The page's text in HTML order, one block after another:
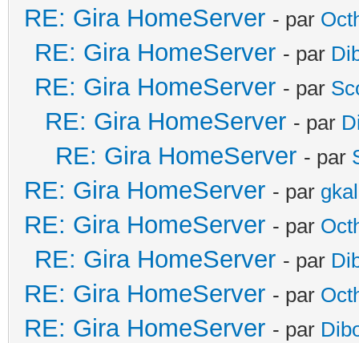
RE: Gira HomeServer - par
RE: Gira HomeServer - par
RE: Gira HomeServer - par
RE: Gira HomeServer - par
RE: Gira HomeServer - par
RE: Gira HomeServer - par
RE: Gira HomeServer - par
RE: Gira HomeServer - par
RE: Gira HomeServer - par
RE: Gira HomeServer - par